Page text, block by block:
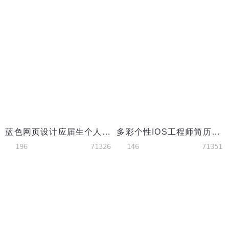
蓝色网页设计应届生个人简历模板
196 71326
多彩个性IOS工程师简历模板
146 71351